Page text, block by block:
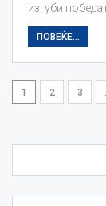
изгуби
ПОВЕЌЕ...
1 2 3